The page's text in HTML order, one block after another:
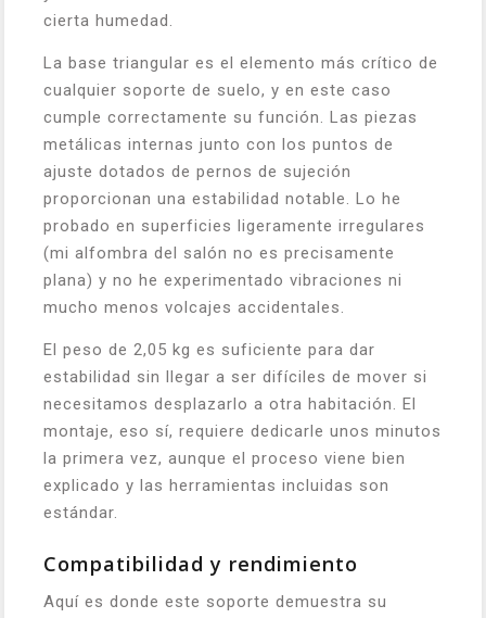
cierta humedad.
La base triangular es el elemento más crítico de
cualquier soporte de suelo, y en este caso
cumple correctamente su función. Las piezas
metálicas internas junto con los puntos de
ajuste dotados de pernos de sujeción
proporcionan una estabilidad notable. Lo he
probado en superficies ligeramente irregulares
(mi alfombra del salón no es precisamente
plana) y no he experimentado vibraciones ni
mucho menos volcajes accidentales.
El peso de 2,05 kg es suficiente para dar
estabilidad sin llegar a ser difíciles de mover si
necesitamos desplazarlo a otra habitación. El
montaje, eso sí, requiere dedicarle unos minutos
la primera vez, aunque el proceso viene bien
explicado y las herramientas incluidas son
estándar.
Compatibilidad y rendimiento
Aquí es donde este soporte demuestra su